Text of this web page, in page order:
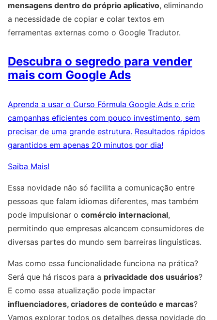
mensagens dentro do próprio aplicativo, eliminando
a necessidade de copiar e colar textos em
ferramentas externas como o Google Tradutor.
Descubra o segredo para vender
mais com Google Ads
Aprenda a usar o Curso Fórmula Google Ads e crie
campanhas eficientes com pouco investimento, sem
precisar de uma grande estrutura. Resultados rápidos
garantidos em apenas 20 minutos por dia!
Saiba Mais!
Essa novidade não só facilita a comunicação entre
pessoas que falam idiomas diferentes, mas também
pode impulsionar o comércio internacional,
permitindo que empresas alcancem consumidores de
diversas partes do mundo sem barreiras linguísticas.
Mas como essa funcionalidade funciona na prática?
Será que há riscos para a privacidade dos usuários?
E como essa atualização pode impactar
influenciadores, criadores de conteúdo e marcas?
Vamos explorar todos os detalhes dessa novidade do